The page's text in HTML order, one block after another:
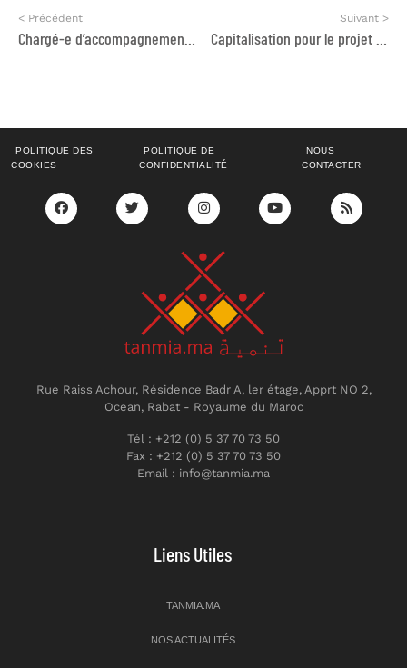
< Précédent Suivant >
POLITIQUE DES
COOKIES
POLITIQUE DE
CONFIDENTIALITÉ
NOUS
CONTACTER
Rue Raiss Achour, Résidence Badr A, ler étage, Apprt NO 2,
Ocean, Rabat - Royaume du Maroc
Tél : +212 (0) 5 37 70 73 50
Fax : +212 (0) 5 37 70 73 50
Email : info@tanmia.ma
Liens Utiles
TANMIA.MA
NOS ACTUALITÉS